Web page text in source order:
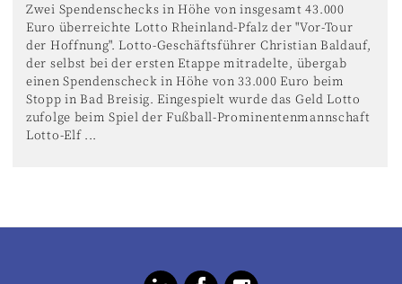
Zwei Spendenschecks in Höhe von insgesamt 43.000
Euro überreichte Lotto Rheinland-Pfalz der "Vor-Tour
der Hoffnung". Lotto-Geschäftsführer Christian Baldauf,
der selbst bei der ersten Etappe mitradelte, übergab
einen Spendenscheck in Höhe von 33.000 Euro beim
Stopp in Bad Breisig. Eingespielt wurde das Geld Lotto
zufolge beim Spiel der Fußball-Prominentenmannschaft
Lotto-Elf ...